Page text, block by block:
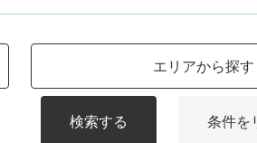
エリアから探す
検索する 条件を